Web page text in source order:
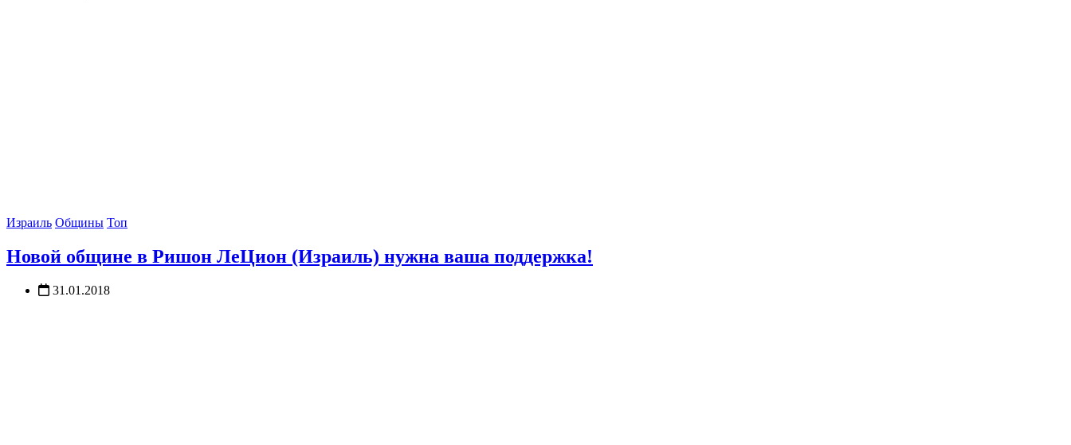
Израиль Общины Топ
Новой общине в Ришон ЛеЦион (Израиль) нужна ваша поддержка!
31.01.2018